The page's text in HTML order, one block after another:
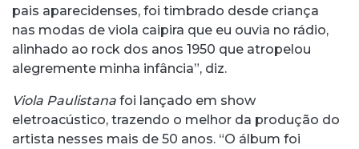
pais aparecidenses, foi timbrado desde criança
nas modas de viola caipira que eu ouvia no rádio,
alinhado ao rock dos anos 1950 que atropelou
alegremente minha infância”, diz.
Viola Paulistana foi lançado em show
eletroacústico, trazendo o melhor da produção do
artista nesses mais de 50 anos. “O álbum foi